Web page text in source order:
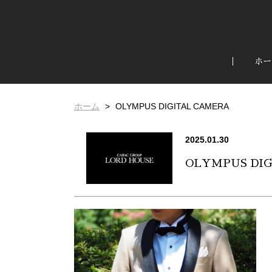
ホ
ホーム OLYMPUS DIGITAL CAMERA
2025.01.30
OLYMPUS